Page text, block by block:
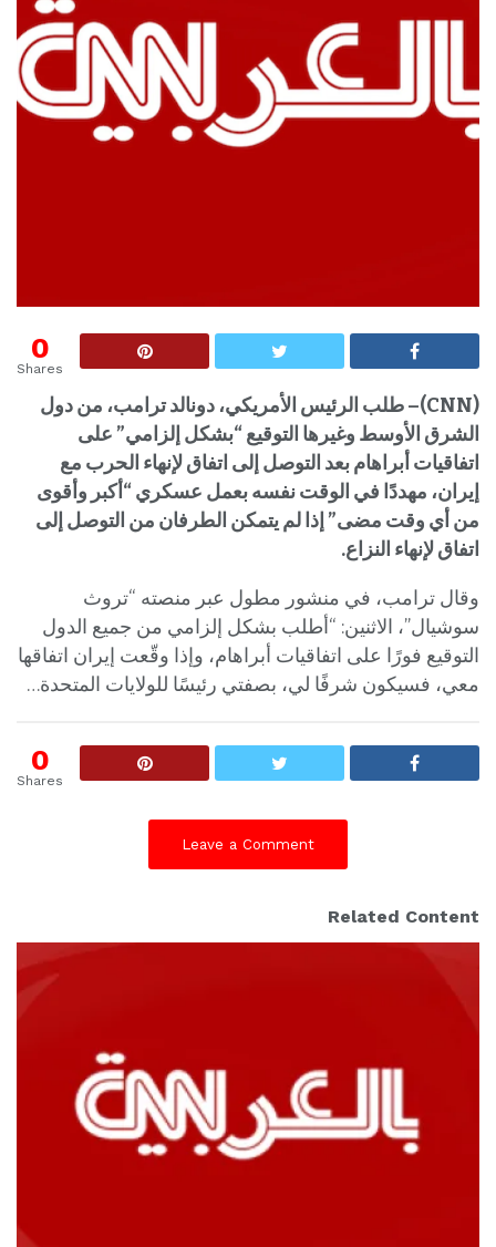
0
Shares
(
CNN)– طلب الرئيس الأمريكي، دونالد ترامب، من دول
الشرق الأوسط وغيرها التوقيع “بشكل إلزامي” على
اتفاقيات أبراهام بعد التوصل إلى اتفاق لإنهاء الحرب مع
إيران، مهددًا في الوقت نفسه بعمل عسكري “أكبر وأقوى
من أي وقت مضى” إذا لم يتمكن الطرفان من التوصل إلى
اتفاق لإنهاء النزاع.
وقال ترامب، في منشور مطول عبر منصته “تروث
سوشيال”، الاثنين: “أطلب بشكل إلزامي من جميع الدول
التوقيع فورًا على اتفاقيات أبراهام، وإذا وقّعت إيران اتفاقها
معي، فسيكون شرفًا لي، بصفتي رئيسًا للولايات المتحدة…
0
Shares
Leave a Comment
Related Content